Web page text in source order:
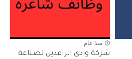
منذ عام
شركة وادي الرافدين لصناعة